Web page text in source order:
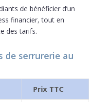
de bénéficier d’un
financier, tout en
des tarifs.
de serrurerie au
Prix TTC